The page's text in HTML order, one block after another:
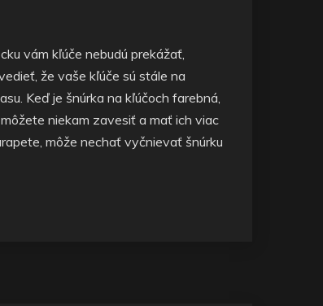
vám kľúče nebudú prekážať,
že vaše kľúče sú stále na
Keď je šnúrka na kľúčoch farebná,
niekam zavesiť a mať ich viac
môže nechať vyčnievať šnúrku